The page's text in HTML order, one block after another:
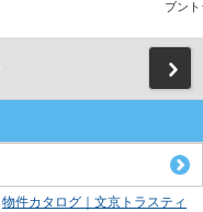
ブン
物件カタログ｜文京トラスティ